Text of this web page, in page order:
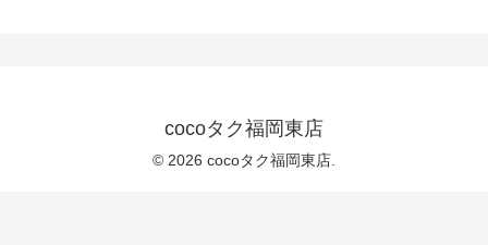
cocoタク福岡東店
© 2026 cocoタク福岡東店.